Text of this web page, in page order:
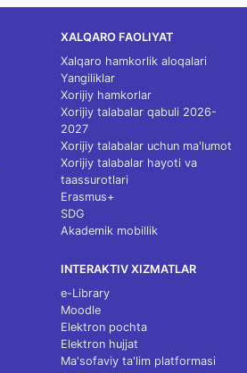
XALQARO FAOLIYAT
Xalqaro hamkorlik aloqalari
Yangiliklar
Xorijiy hamkorlar
Xorijiy talabalar qabuli 2026-
2027
Xorijiy talabalar uchun ma'lumot
Xorijiy talabalar hayoti va
taassurotlari
Erasmus+
SDG
Akademik mobillik
INTERAKTIV XIZMATLAR
e-Library
Moodle
Elektron pochta
Elektron hujjat
Ma'sofaviy ta'lim platformasi